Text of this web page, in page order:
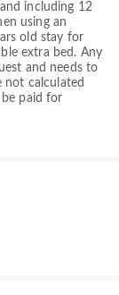
including 12
using an
old stay for
extra bed. Any
and needs to
not calculated
paid for